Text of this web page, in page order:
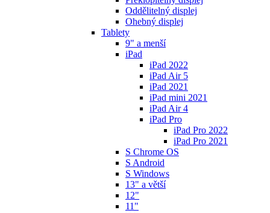
Oddělitelný displej
Ohebný displej
Tablety
9" a menší
iPad
iPad 2022
iPad Air 5
iPad 2021
iPad mini 2021
iPad Air 4
iPad Pro
iPad Pro 2022
iPad Pro 2021
S Chrome OS
S Android
S Windows
13" a větší
12"
11"